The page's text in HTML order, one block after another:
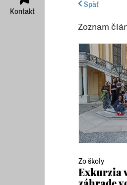
Kontakt
Späť
Zoznam
Zo školy
Exkurzia